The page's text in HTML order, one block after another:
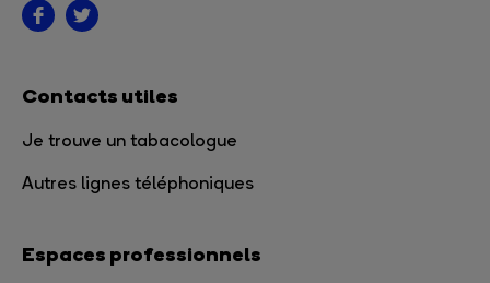
Contacts utiles
Je trouve un tabacologue
Autres lignes téléphoniques
Espaces professionnels